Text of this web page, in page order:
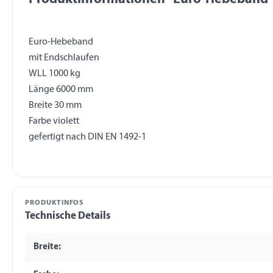
Euro-Hebeband
mit Endschlaufen
WLL 1000 kg
Länge 6000 mm
Breite 30 mm
Farbe violett
PRODUKTINFOS
Technische Details
Breite: